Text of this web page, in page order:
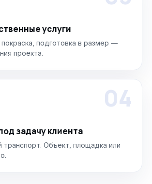
услуги
покраска, подготовка в размер —
проекта.
04
задачу клиента
транспорт. Объект, площадка или